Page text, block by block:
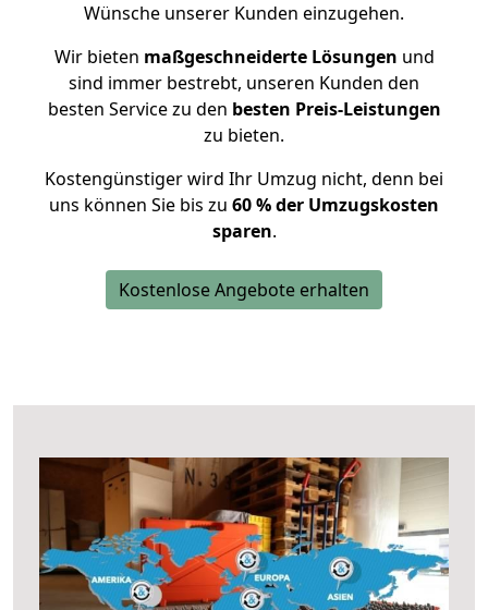
Wünsche unserer Kunden einzugehen.
Wir bieten maßgeschneiderte Lösungen und
sind immer bestrebt, unseren Kunden den
besten Service zu den besten Preis-Leistungen
zu bieten.
Kostengünstiger wird Ihr Umzug nicht, denn bei
uns können Sie bis zu 60 % der Umzugskosten
sparen.
Kostenlose Angebote erhalten